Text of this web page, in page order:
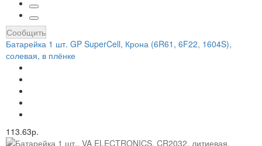
Сообщить
Батарейка 1 шт. GP SuperCell, Крона (6R61, 6F22, 1604S),
солевая, в плёнке
113.63р.